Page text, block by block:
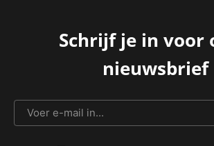
Schrijf je in voor
nieuwsbrief